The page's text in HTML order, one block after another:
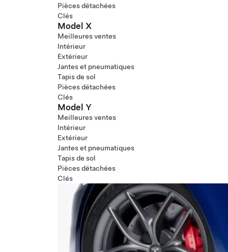
Pièces détachées
Clés
Model X
Meilleures ventes
Intérieur
Extérieur
Jantes et pneumatiques
Tapis de sol
Pièces détachées
Clés
Model Y
Meilleures ventes
Intérieur
Extérieur
Jantes et pneumatiques
Tapis de sol
Pièces détachées
Clés